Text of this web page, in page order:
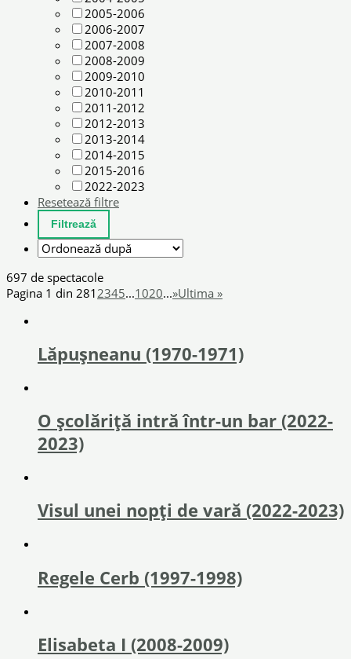
2005-2006
2006-2007
2007-2008
2008-2009
2009-2010
2010-2011
2011-2012
2012-2013
2013-2014
2014-2015
2015-2016
2022-2023
Resetează filtre
697 de spectacole
Pagina 1 din 281 2345...1020...»Ultima »
Lăpușneanu (1970-1971)
O școlăriță intră într-un bar (2022-
2023)
Visul unei nopți de vară (2022-2023)
Regele Cerb (1997-1998)
Elisabeta I (2008-2009)